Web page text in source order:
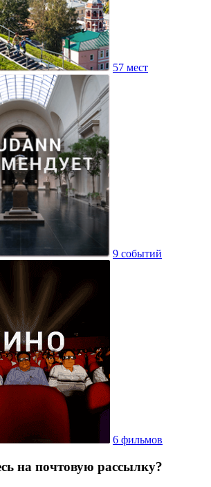
57 мест
9 событий
6 фильмов
на почтовую рассылку?